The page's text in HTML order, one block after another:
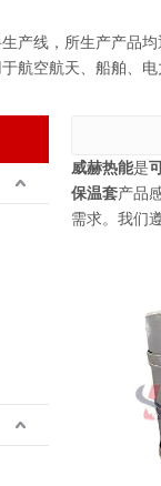
产线，所生产产品
航空航天、船舶、
威赫热能是
保温套产品
需求。我们